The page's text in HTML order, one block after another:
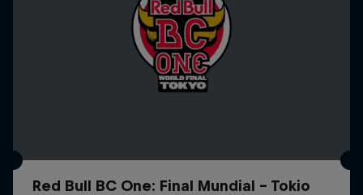
Red Bull BC One: Final Mundial - Tokio